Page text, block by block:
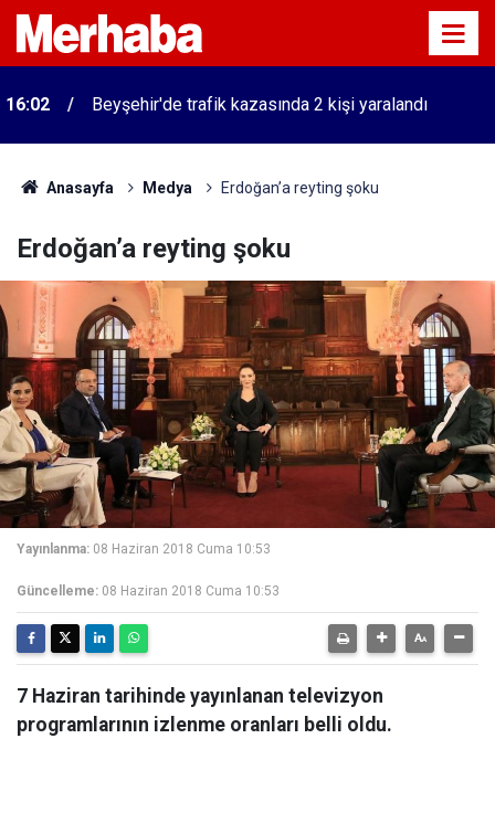
16:02 Beyşehir'de trafik kazasında 2 kişi yaralandı
Anasayfa Medya Erdoğan’a reyting şoku
Erdoğan’a reyting şoku
Yayınlanma: 08 Haziran 2018 Cuma 10:53
Güncelleme: 08 Haziran 2018 Cuma 10:53
7 Haziran tarihinde yayınlanan televizyon
programlarının izlenme oranları belli oldu.